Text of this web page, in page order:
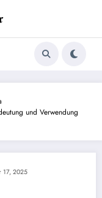
und Verwendung
17, 2025